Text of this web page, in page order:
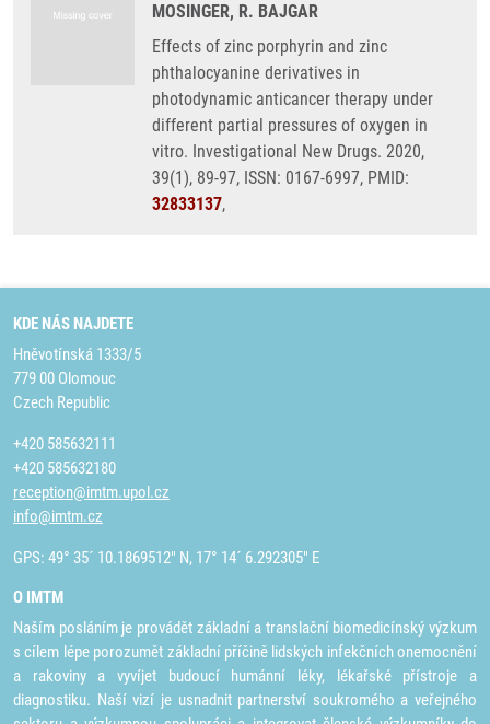
MOSINGER, R. BAJGAR
Effects of zinc porphyrin and zinc
phthalocyanine derivatives in
photodynamic anticancer therapy under
different partial pressures of oxygen in
vitro. Investigational New Drugs. 2020,
39(1), 89-97, ISSN: 0167-6997, PMID:
32833137,
KDE NÁS NAJDETE
Hněvotínská 1333/5
779 00 Olomouc
Czech Republic
+420 585632111
+420 585632180
reception@imtm.upol.cz
info@imtm.cz
GPS: 49° 35´ 10.1869512" N, 17° 14´ 6.292305" E
O IMTM
Naším posláním je provádět základní a translační biomedicínský výzkum
s cílem lépe porozumět základní příčině lidských infekčních onemocnění
a rakoviny a vyvíjet budoucí humánní léky, lékařské přístroje a
diagnostiku. Naší vizí je usnadnit partnerství soukromého a veřejného